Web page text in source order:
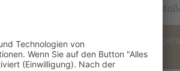
wenn gegen eine Leinenpflicht
Sie einen Termin zur
Angelegenheit.